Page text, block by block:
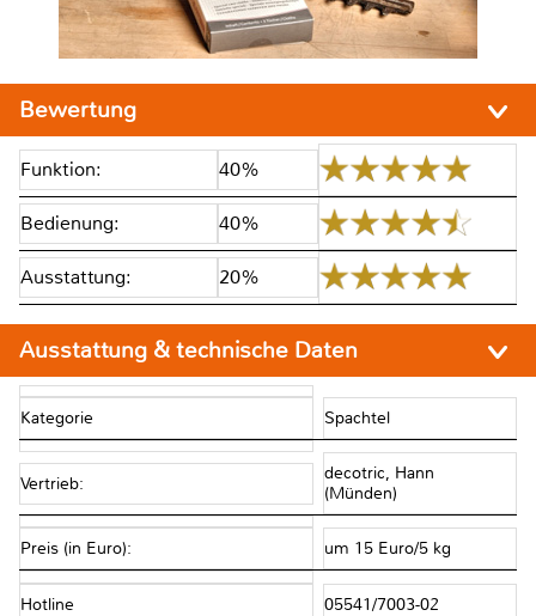
Bewertung
Funktion: 40%
Bedienung: 40%
Ausstattung: 20%
Ausstattung & technische Daten
Kategorie Spachtel
Vertrieb:
decotric, Hann
(Münden)
Preis (in Euro): um 15 Euro/5 kg
Hotline 05541/7003-02